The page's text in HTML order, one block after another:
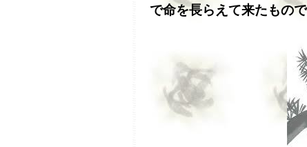
で命を長らえて来たもので